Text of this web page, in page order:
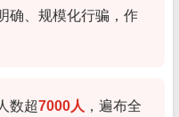
确、规模化行骗，作
数超7000人 ，遍布全